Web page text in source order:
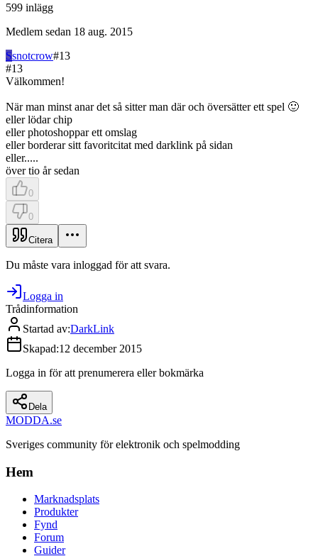
599 inlägg
Medlem sedan 18 aug. 2015
Ssnotcrow#13
#13
Välkommen!
När man minst anar det så sitter man där och översätter ett spel 🙂
eller lödar chip
eller photoshoppar ett omslag
eller borderar sitt favoritcitat med darklink på sidan
eller.....
över tio år sedan
0
0
Citera
Du måste vara inloggad för att svara.
Logga in
Trådinformation
Startad av:DarkLink
Skapad:12 december 2015
Logga in för att prenumerera eller bokmärka
Dela
MODDA.se
Sveriges community för elektronik och spelmodding
Hem
Marknadsplats
Produkter
Fynd
Forum
Guider